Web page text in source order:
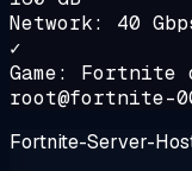
Network: 40
✓
Game: Fortnite
root@fortnite-
Fortnite-Server-